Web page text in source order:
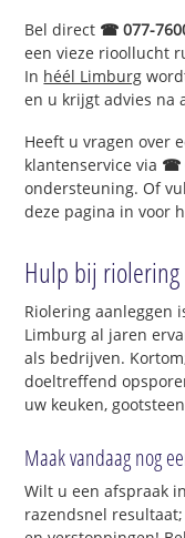
Bel direct ☎ 077-
een vieze rioollucht
In héél Limburg
en u krijgt advies na
Heeft u vragen over
klantenservice via ☎
ondersteuning. Of
deze pagina in voor
Hulp bij
Riolering aanleggen
Limburg al jaren
als bedrijven.
doeltreffend
uw keuken,
Maak vandaag nog
Wilt u een afspraak
razendsnel